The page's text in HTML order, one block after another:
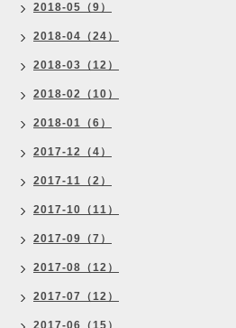
2018-05（9）
2018-04（24）
2018-03（12）
2018-02（10）
2018-01（6）
2017-12（4）
2017-11（2）
2017-10（11）
2017-09（7）
2017-08（12）
2017-07（12）
2017-06（15）